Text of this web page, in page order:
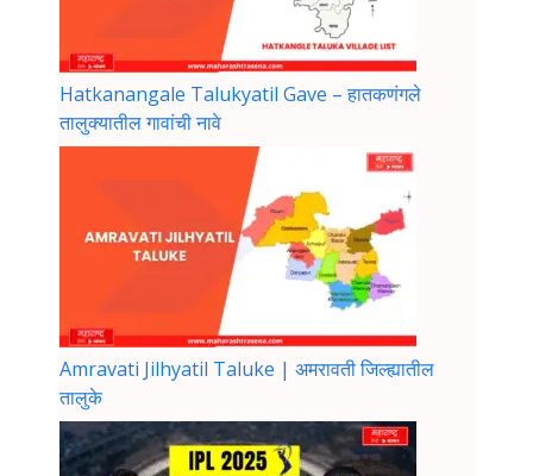
Hatkanangale Talukyatil Gave – हातकणंगले
तालुक्यातील गावांची नावे
Amravati Jilhyatil Taluke | अमरावती जिल्ह्यातील
तालुके